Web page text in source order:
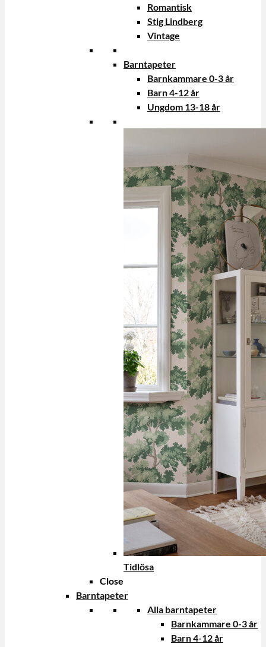
Romantisk
Stig Lindberg
Vintage
Barntapeter
Barnkammare 0-3 år
Barn 4-12 år
Ungdom 13-18 år
Tidlösa
Close
Barntapeter
Alla barntapeter
Barnkammare 0-3 år
Barn 4-12 år